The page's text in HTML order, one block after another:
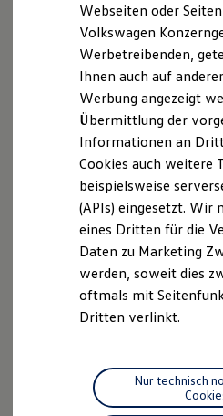
Volkswagen
R-Kollektion
GTI Kollektion
Fußball Drop
we drive football
#wedriveproud
Besitzer und Service
myVolkswagen
Software Updates
Service und Ersatzteile
Inspektion und
Reparaturen und
Motorenöl und
Räder und Reifen
Pannen- und
Economy Service
Volkswagen Teile
Zubehör
Individualisieren
Wallbox und
Digitale Extras
Der Golf
Ab 29.835,00 € inkl. MwSt.
abzgl. ID. Kaufprämie
Der neue ID.3 Neo
Ab 33.995,00 € inkl. MwSt.
Webseiten oder
Volkswagen
Werbetreibenden,
Ihnen auch auf
Werbung angezeigt
Übermittlung der
Informationen an
Cookies auch weitere
beispielsweise
(APIs) eingesetzt. Wir
eines Dritten für die
Daten zu Marketing
werden, soweit dies
oftmals mit
Dritten verlinkt.
Nur technisch